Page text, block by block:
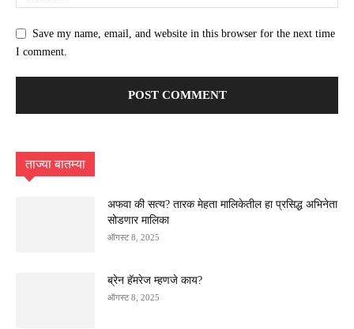
Save my name, email, and website in this browser for the next time
I comment.
ताज्या बातम्या
अफवा की सत्य? तारक मेहता मालिकेतील हा प्रसिद्ध अभिनेता
सोडणार मालिका
ऑगस्ट 8, 2025
ब्रेन हॅमरेज म्हणजे काय?
ऑगस्ट 8, 2025